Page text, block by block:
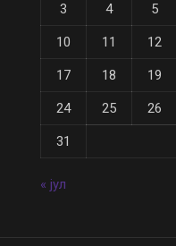
3 4 5
10 11 12
17 18 19
24 25 26
31
« јул